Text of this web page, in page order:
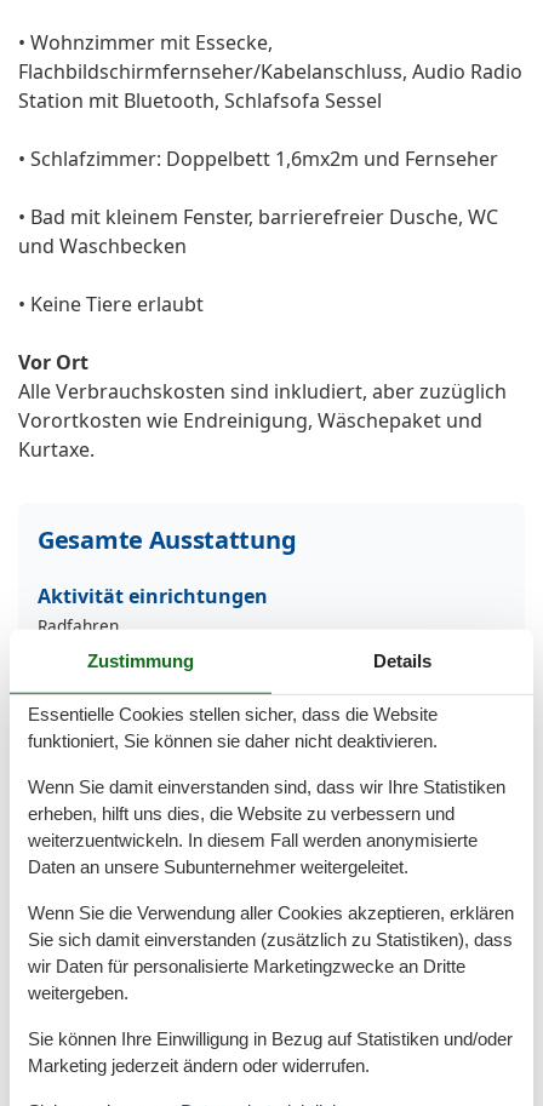
• Wohnzimmer mit Essecke,
Flachbildschirmfernseher/Kabelanschluss, Audio Radio
Station mit Bluetooth, Schlafsofa Sessel
• Schlafzimmer: Doppelbett 1,6mx2m und Fernseher
• Bad mit kleinem Fenster, barrierefreier Dusche, WC
und Waschbecken
• Keine Tiere erlaubt
Vor Ort
Alle Verbrauchskosten sind inkludiert, aber zuzüglich
Vorortkosten wie Endreinigung, Wäschepaket und
Kurtaxe.
Gesamte Ausstattung
Aktivität einrichtungen
Radfahren
Entfernungen
Zum (Kur-)Park/Wald
Zum Arzt
Zum Bahnhof
Zum Bäcker
600 m
Zum Flughafen
Zum Geldautomaten/Bank
Zum Golfplatz
30 km
Zum Krankenhaus/Klinik
Zum Restaurant
300 m
Zum Schwimm-/Spaßbad
200 m
Zum Strand
700 m
Zum Supermarkt
Zum Zentrum
600 m
Zur Autobahn
Zustimmung Details
Essentielle Cookies stellen sicher, dass die Website
funktioniert, Sie können sie daher nicht deaktivieren.
Wenn Sie damit einverstanden sind, dass wir Ihre Statistiken
erheben, hilft uns dies, die Website zu verbessern und
weiterzuentwickeln. In diesem Fall werden anonymisierte
Daten an unsere Subunternehmer weitergeleitet.
Wenn Sie die Verwendung aller Cookies akzeptieren, erklären
Sie sich damit einverstanden (zusätzlich zu Statistiken), dass
wir Daten für personalisierte Marketingzwecke an Dritte
weitergeben.
Sie können Ihre Einwilligung in Bezug auf Statistiken und/oder
Marketing jederzeit ändern oder widerrufen.